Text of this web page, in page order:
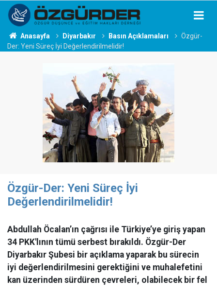
Anasayfa Diyarbakır Basın Açıklamaları
Özgür-
Der: Yeni Süreç İyi Değerlendirilmelidir!
Özgür-Der: Yeni Süreç İyi
Değerlendirilmelidir!
Abdullah Öcalan’ın çağrısı ile Türkiye’ye giriş yapan
34 PKK'lının tümü serbest bırakıldı. Özgür-Der
Diyarbakır Şubesi bir açıklama yaparak bu sürecin
iyi değerlendirilmesini gerektiğini ve muhalefetini
kan üzerinden sürdüren çevreleri, olabilecek bir fel